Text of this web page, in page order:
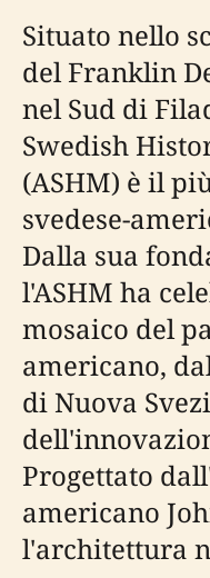
Situato nello
del Franklin
nel Sud di
Swedish
(ASHM) è il
svedese-
Dalla sua
l'ASHM ha
mosaico del
americano,
di Nuova
Progettato
americano
l'architettura